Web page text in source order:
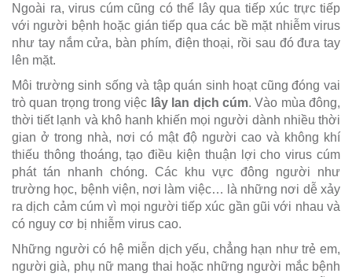
Ngoài ra, virus cúm cũng có thể lây qua tiếp xúc trực tiếp
với người bệnh hoặc gián tiếp qua các bề mặt nhiễm virus
như tay nắm cửa, bàn phím, điện thoại, rồi sau đó đưa tay
lên mặt.
Môi trường sinh sống và tập quán sinh hoạt cũng đóng vai
trò quan trọng trong việc lây lan dịch cúm. Vào mùa đông,
thời tiết lạnh và khô hanh khiến mọi người dành nhiều thời
gian ở trong nhà, nơi có mật độ người cao và không khí
thiếu thông thoáng, tạo điều kiện thuận lợi cho virus cúm
phát tán nhanh chóng. Các khu vực đông người như
trường học, bệnh viện, nơi làm việc… là những nơi dễ xảy
ra dịch cảm cúm vì mọi người tiếp xúc gần gũi với nhau và
có nguy cơ bị nhiễm virus cao.
Những người có hệ miễn dịch yếu, chẳng hạn như trẻ em,
người già, phụ nữ mang thai hoặc những người mắc bệnh